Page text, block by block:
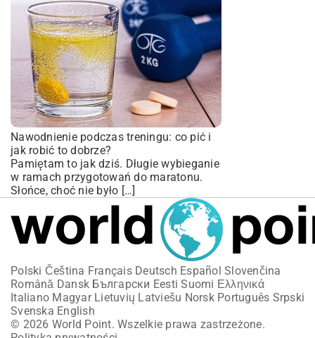
Nawodnienie podczas treningu: co pić i
jak robić to dobrze?
Pamiętam to jak dziś. Długie wybieganie
w ramach przygotowań do maratonu.
Słońce, choć nie było […]
Polski Čeština Français Deutsch Español Slovenčina
Română Dansk Български Eesti Suomi Ελληνικά
Italiano Magyar Lietuvių Latviešu Norsk Português Srpski
Svenska English
© 2026 World Point. Wszelkie prawa zastrzeżone.